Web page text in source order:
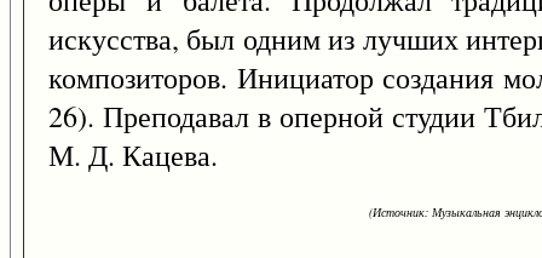
искусства, был одним из лучших
композиторов. Инициатор создания
26). Преподавал в оперной студии
М. Д. Кацева.
(Источник: Музыкальная